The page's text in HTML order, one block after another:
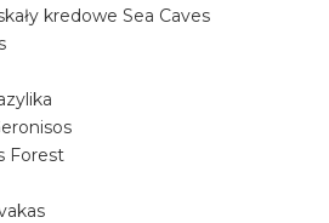
kredowe Sea Caves
Forest